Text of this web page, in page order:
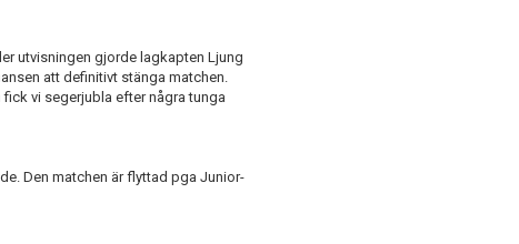
utvisningen gjorde lagkapten Ljung
att definitivt stänga matchen.
vi segerjubla efter några tunga
Den matchen är flyttad pga Junior-